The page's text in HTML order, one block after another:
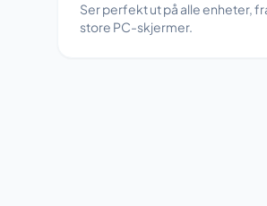
Ser perfekt ut på alle enheter,
store PC-skjermer.